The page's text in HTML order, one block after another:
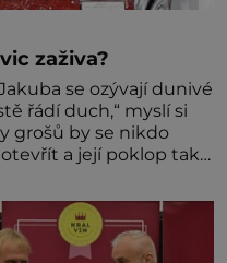
zaživa?
se ozývají dunivé
řádí duch,“ myslí si
grošů by se nikdo
a její poklop tak
Když o mnoho let